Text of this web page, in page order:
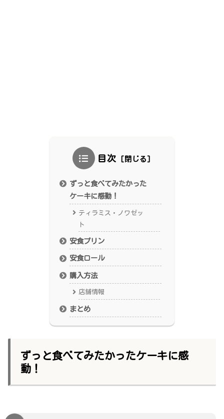
目次
ずっと食べてみたかった
ケーキに感動！
ティラミス・ノワゼッ
ト
安食プリン
安食ロール
購入方法
店舗情報
まとめ
ずっと食べてみたかったケーキに感
動！